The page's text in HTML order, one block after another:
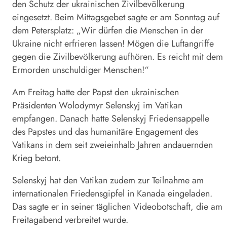
den Schutz der ukrainischen Zivilbevölkerung
eingesetzt. Beim Mittagsgebet sagte er am Sonntag auf
dem Petersplatz: „Wir dürfen die Menschen in der
Ukraine nicht erfrieren lassen! Mögen die Luftangriffe
gegen die Zivilbevölkerung aufhören. Es reicht mit dem
Ermorden unschuldiger Menschen!“
Am Freitag hatte der Papst den ukrainischen
Präsidenten Wolodymyr Selenskyj im Vatikan
empfangen. Danach hatte Selenskyj Friedensappelle
des Papstes und das humanitäre Engagement des
Vatikans in dem seit zweieinhalb Jahren andauernden
Krieg betont.
Selenskyj hat den Vatikan zudem zur Teilnahme am
internationalen Friedensgipfel in Kanada eingeladen.
Das sagte er in seiner täglichen Videobotschaft, die am
Freitagabend verbreitet wurde.